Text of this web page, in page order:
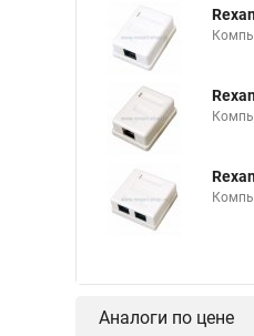
Аналоги по цене